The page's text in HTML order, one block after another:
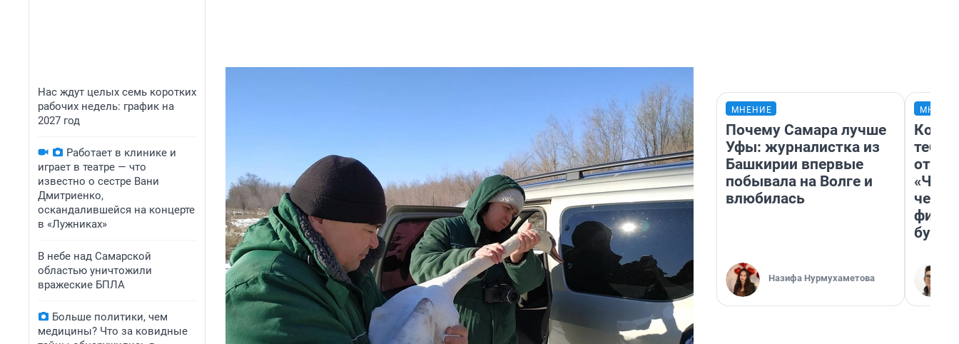
Нас ждут целых семь коротких
рабочих недель: график на
2027 год
Работает в клинике и
играет в театре — что
известно о сестре Вани
Дмитриенко,
оскандалившейся на концерте
в «Лужниках»
В небе над Самарской
областью уничтожили
вражеские БПЛА
Больше политики, чем
медицины? Что за ковидные
МНЕНИЕ
Почему Самара лучше
Уфы: журналистка из
Башкирии впервые
побывала на Волге и
влюбилась
Назифа Нурмухаметова
тебя